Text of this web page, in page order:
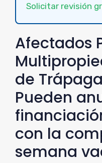
Solicitar revisión
Afectados
de
Pueden
con la
semana